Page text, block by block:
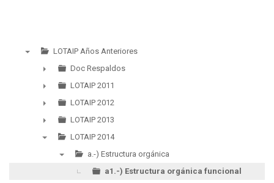
LOTAIP Años Anteriores
►
Doc Respaldos
►
LOTAIP 2011
►
LOTAIP 2012
►
LOTAIP 2013
LOTAIP 2014
a.-) Estructura orgánica
a1.-) Estructura orgánica funcional